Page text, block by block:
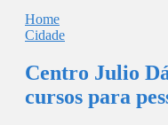
Home
Cidade
Centro Julio
cursos para